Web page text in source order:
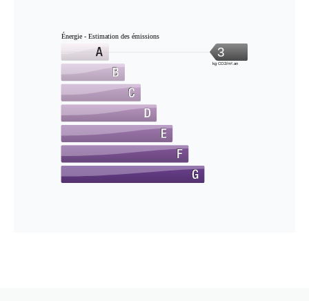
Énergie - Estimation des émissions
3
kg CO2/m².an